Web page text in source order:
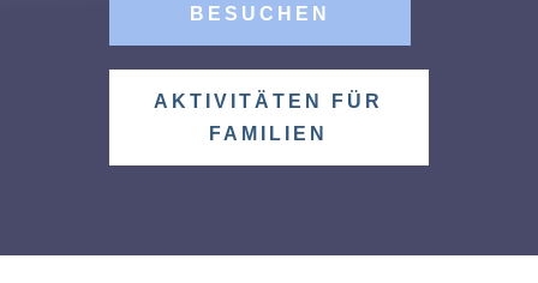
BESUCHEN
AKTIVITÄTEN FÜR
FAMILIEN